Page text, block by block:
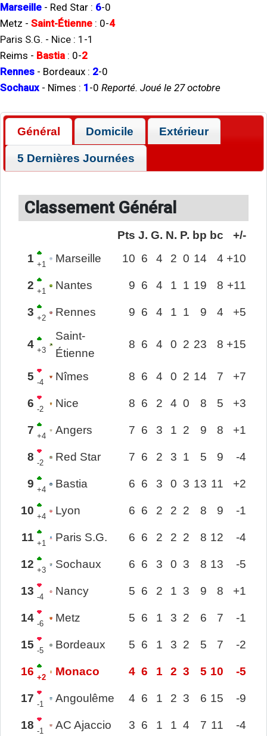
Marseille - Red Star : 6-0
Metz - Saint-Étienne : 0-4
Paris S.G. - Nice : 1 -1
Reims - Bastia : 0-2
Rennes - Bordeaux : 2-0
Sochaux - Nîmes : 1 -0 Reporté. Joué le 27 octobre
Général Domicile Extérieur
5 Dernières Journées
Classement Général
Pts J. G. N. P. bp bc
+/-
1 +1 Marseille 10 6 4 2 0 14 4 +10
2 +1 Nantes 9 6 4 1 1 19 8 +11
3 +2 Rennes 9 6 4 1 1 9 4 +5
4 +3
Saint-
Étienne
8 6 4 0 2 23 8 +15
5 -4 Nîmes 8 6 4 0 2 14 7 +7
6 -2 Nice 8 6 2 4 0 8 5 +3
7 +4 Angers 7 6 3 1 2 9 8 +1
8 -2 Red Star 7 6 2 3 1 5 9 -4
9 +4 Bastia 6 6 3 0 3 13 11 +2
10 +4 Lyon 6 6 2 2 2 8 9 -1
11 +1 Paris S.G. 6 6 2 2 2 8 12 -4
12 +3 Sochaux 6 6 3 0 3 8 13 -5
13 -4 Nancy 5 6 2 1 3 9 8 +1
14 -6 Metz 5 6 1 3 2 6 7 -1
15 -5 Bordeaux 5 6 1 3 2 5 7 -2
16 +2 Monaco 4 6 1 2 3 5 10 -5
17 -1 Angoulême 4 6 1 2 3 6 15 -9
18 -1 AC Ajaccio 3 6 1 1 4 7 11
-4